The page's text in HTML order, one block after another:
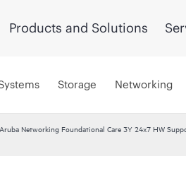
Products and Solutions
Storage Networking
Networking Foundational Care 3Y 24x7 HW